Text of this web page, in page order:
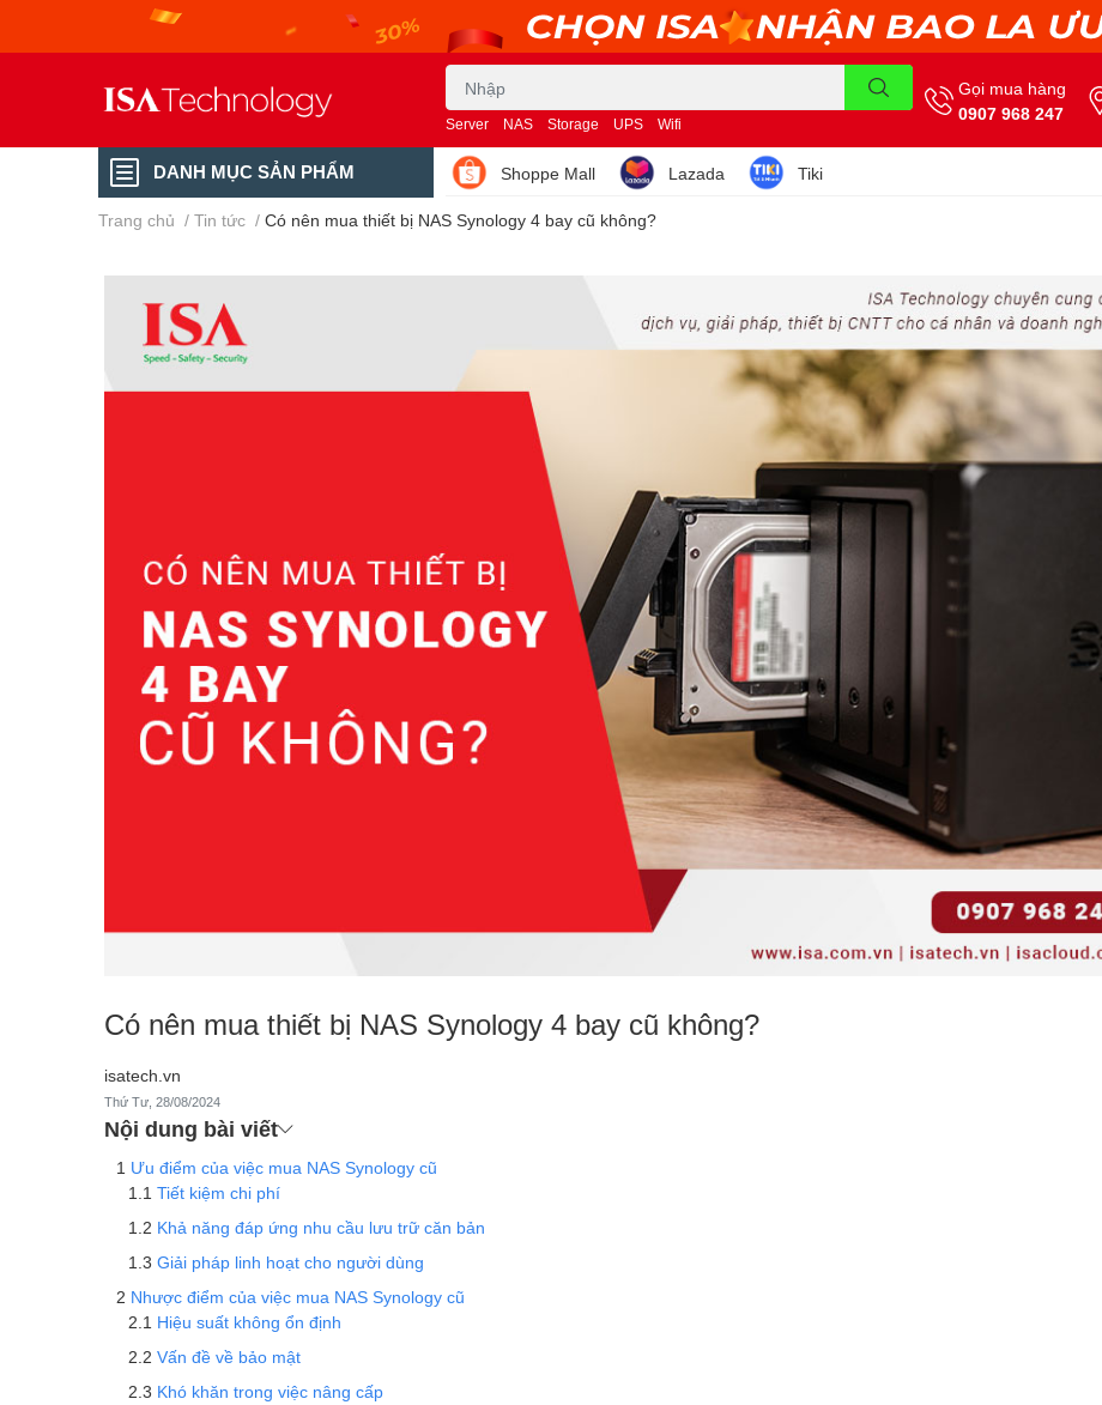
Server NAS Storage UPS Wifi
Gọi mua hàng
0907 968 247
DANH MỤC SẢN PHẨM Shoppe Mall Lazada Tiki
Trang chủ / Tin tức / Có nên mua thiết bị NAS Synology 4 bay cũ không?
Có nên mua thiết bị NAS Synology 4 bay cũ không?
isatech.vn
Thứ Tư, 28/08/2024
Nội dung bài viết
Ưu điểm của việc mua NAS Synology cũ
Tiết kiệm chi phí
Khả năng đáp ứng nhu cầu lưu trữ căn bản
Giải pháp linh hoạt cho người dùng
Nhược điểm của việc mua NAS Synology cũ
Hiệu suất không ổn định
Vấn đề về bảo mật
Khó khăn trong việc nâng cấp